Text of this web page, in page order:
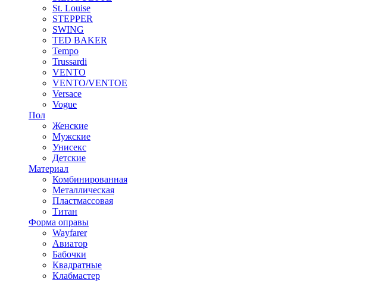
St. Louise
STEPPER
SWING
TED BAKER
Tempo
Trussardi
VENTO
VENTO/VENTOE
Versace
Vogue
Пол
Женские
Мужские
Унисекс
Детские
Материал
Комбинированная
Металлическая
Пластмассовая
Титан
Форма оправы
Wayfarer
Авиатор
Бабочки
Квадратные
Клабмастер